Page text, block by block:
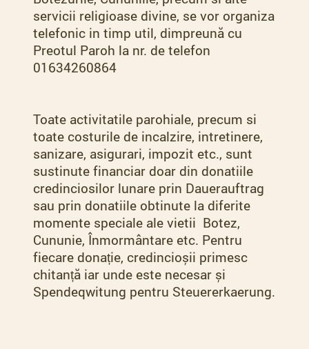
servicii religioase divine, se vor organiza
telefonic in timp util, dimpreună cu
Preotul Paroh la nr. de telefon
01634260864
Toate activitatile parohiale, precum si
toate costurile de incalzire, intretinere,
sanizare, asigurari, impozit etc., sunt
sustinute financiar doar din donatiile
credinciosilor lunare prin Dauerauftrag
sau prin donatiile obtinute la diferite
momente speciale ale vietii Botez,
Cununie, Înmormântare etc. Pentru
fiecare donație, credincioșii primesc
chitanță iar unde este necesar și
Spendeqwitung pentru Steuererkaerung.